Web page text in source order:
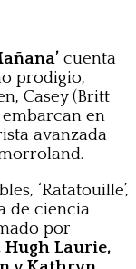
cuenta
prodigio,
Casey (Britt
embarcan en
avanzada
‘Ratatouille’,
de ciencia
por
Hugh Laurie,